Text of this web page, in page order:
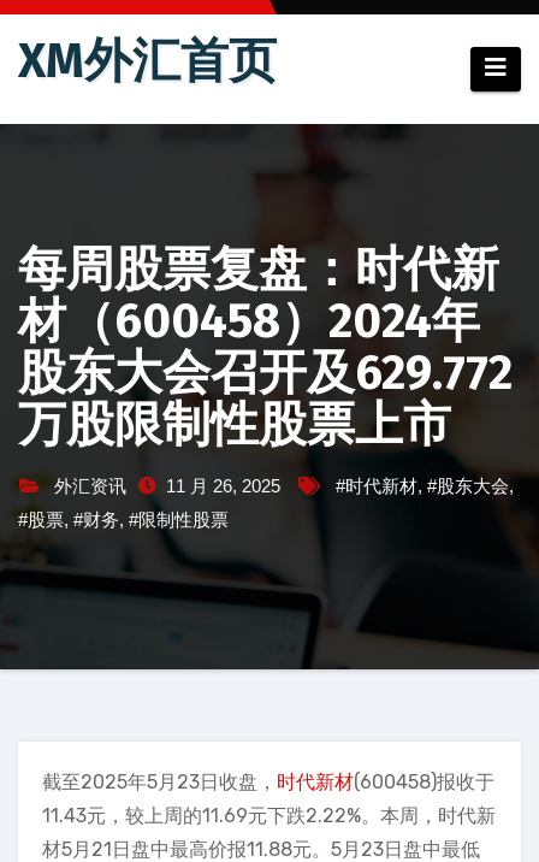
跳
XM外汇首页
每周股票复盘：时代新
材（600458）2024年
股东大会召开及629.772
万股限制性股票上市
外汇资讯 11 月 26, 2025 #时代新材, #股东大会,
#股票, #财务, #限制性股票
截至2025年5月23日收盘， 时代新材(600458)报收于
11.43元，较上周的11.69元下跌2.22%。本周，时代新
材5月21日盘中最高价报11.88元。5月23日盘中最低